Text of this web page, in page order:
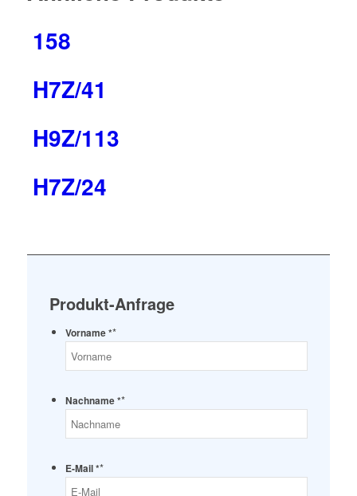
158
H7Z/41
H9Z/113
H7Z/24
Produkt-Anfrage
Vorname **
Nachname **
E-Mail **